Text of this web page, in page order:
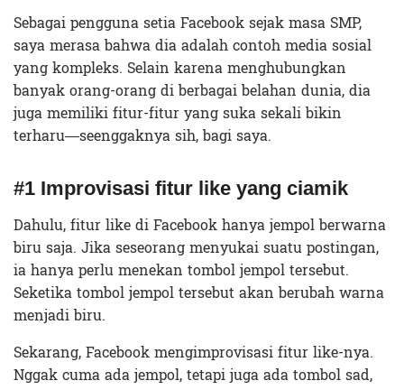
Sebagai pengguna setia Facebook sejak masa SMP,
saya merasa bahwa dia adalah contoh media sosial
yang kompleks. Selain karena menghubungkan
banyak orang-orang di berbagai belahan dunia, dia
juga memiliki fitur-fitur yang suka sekali bikin
terharu—seenggaknya sih, bagi saya.
#1 Improvisasi fitur like yang ciamik
Dahulu, fitur like di Facebook hanya jempol berwarna
biru saja. Jika seseorang menyukai suatu postingan,
ia hanya perlu menekan tombol jempol tersebut.
Seketika tombol jempol tersebut akan berubah warna
menjadi biru.
Sekarang, Facebook mengimprovisasi fitur like-nya.
Nggak cuma ada jempol, tetapi juga ada tombol sad,